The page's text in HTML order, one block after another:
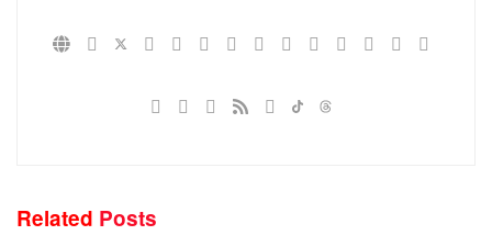
Related Posts